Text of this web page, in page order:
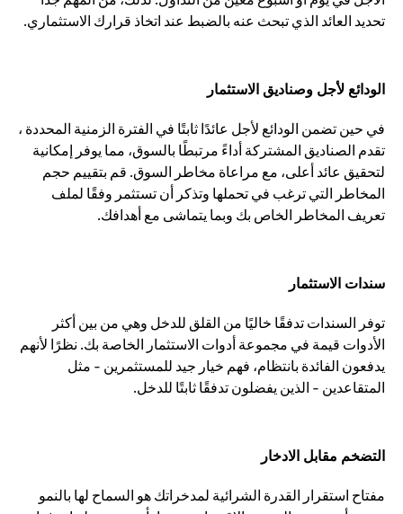
تحديد العائد الذي تبحث عنه بالضبط عند اتخاذ قرارك الاستثماري.
الودائع لأجل وصناديق الاستثمار
في حين تضمن الودائع لأجل عائدًا ثابتًا في الفترة الزمنية المحددة ،
تقدم الصناديق المشتركة أداءً مرتبطًا بالسوق، مما يوفر إمكانية
لتحقيق عائد أعلى، مع مراعاة مخاطر السوق. قم بتقييم حجم
المخاطر التي ترغب في تحملها وتذكر أن تستثمر وفقًا لملف
تعريف المخاطر الخاص بك وبما يتماشى مع أهدافك.
سندات الاستثمار
توفر السندات تدفقًا خاليًا من القلق للدخل وهي من بين أكثر
الأدوات قيمة في مجموعة أدوات الاستثمار الخاصة بك. نظرًا لأنهم
يدفعون الفائدة بانتظام، فهم خيار جيد للمستثمرين - مثل
المتقاعدين - الذين يفضلون تدفقًا ثابتًا للدخل.
التضخم مقابل الادخار
مفتاح استقرار القدرة الشرائية لمدخراتك هو السماح لها بالنمو